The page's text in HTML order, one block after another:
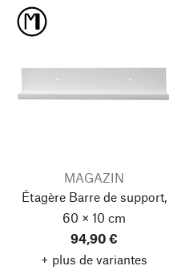
MAGAZIN
Étagère Barre de support,
60 × 10 cm
94,90 €
+ plus de variantes